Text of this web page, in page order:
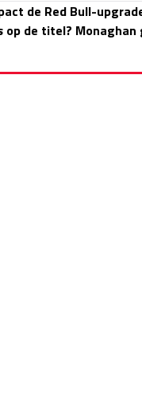
de Red Bull-
op de titel?